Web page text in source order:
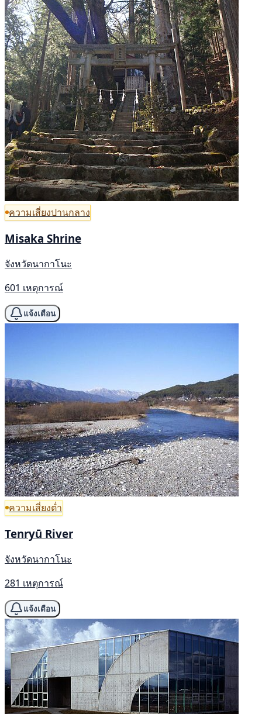
ความเสี่ยงปานกลาง
Misaka Shrine
จังหวัดนากาโนะ
601 เหตุการณ์
แจ้งเตือน
ความเสี่ยงต่ำ
Tenryū River
จังหวัดนากาโนะ
281 เหตุการณ์
แจ้งเตือน